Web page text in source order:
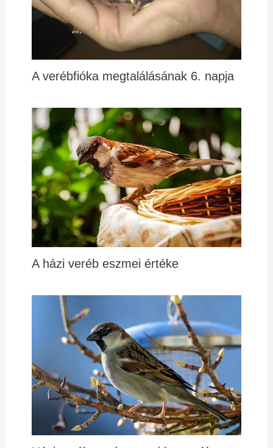
A verébfióka megtalálásának 6. napja
A házi veréb eszmei értéke